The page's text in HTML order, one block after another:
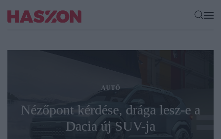
AUTÓ
Nézőpont kérdése, drága lesz-e a
Dacia új SUV-ja